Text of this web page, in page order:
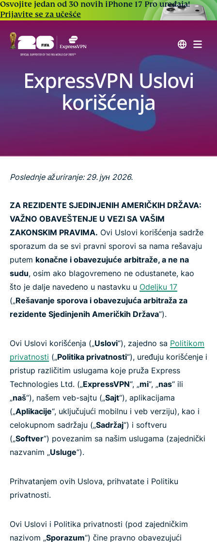
Osvojite jedan od 30 novih iPhone 17 Pro uređaja!
Prijavite se za učešće
ExpressVPN Uslovi
korišćenja
Poslednje ažuriranje: 29. јун 2026.
ZA REZIDENTE SJEDINJENIH AMERIČKIH DRŽAVA:
VAŽNO OBAVEŠTENJE U VEZI SA VAŠIM
ZAKONSKIM PRAVIMA. Ovi Uslovi korišćenja sadrže
sporazum da se svi pravni sporovi sa nama rešavaju
putem konačne i obavezujuće arbitraže, a ne na
sudu, osim ako blagovremeno ne odustanete, kao
što je dalje navedeno u nastavku u Odeljku 17
(„Rešavanje sporova i obavezujuća arbitraža za
rezidente Sjedinjenih Američkih Država”).
Ovi Uslovi korišćenja („Uslovi“), zajedno sa Politikom
privatnosti („Politika privatnosti“), uređuju korišćenje i
pristup različitim uslugama koje pruža Express
Technologies Ltd. („ExpressVPN“, „mi“, „nas“ ili
„naš“), našem veb-sajtu („Sajt“), aplikacijama
(„Aplikacije“, uključujući mobilnu i veb verziju), kao i
celokupnom sadržaju („Sadržaj“) i softveru
(„Softver“) povezanim sa našim uslugama (zajednički
nazvanim „Usluge“).
Prihvatanjem ovih Uslova, prihvatate i Politiku
privatnosti.
Ovi Uslovi i Politika privatnosti (pod zajedničkim
nazivom „Sporazum“) čine pravno obavezujući